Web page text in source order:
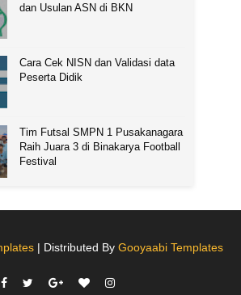
dan Usulan ASN di BKN
Cara Cek NISN dan Validasi data
Peserta Didik
Tim Futsal SMPN 1 Pusakanagara
Raih Juara 3 di Binakarya Football
Festival
| Distributed By Gooyaabi Templates